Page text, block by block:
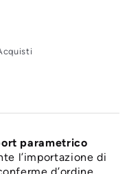
parametrico
l’importazione di